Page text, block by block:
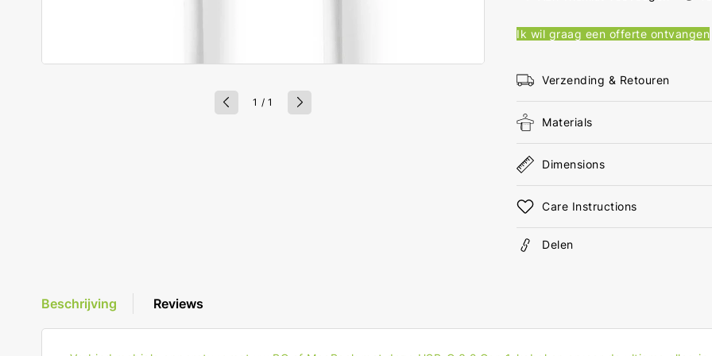
1 /van
1
Gen
1
A
Male
5
Gbps
Vernikkeld
Doos
Gen
1
5
Ik wil graag een offerte ontvangen
Verzending & Retouren
Materials
Dimensions
Care Instructions
Delen
Beschrijving Reviews